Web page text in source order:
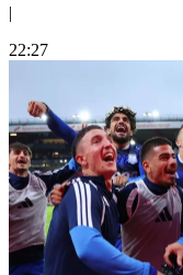
|
22:27